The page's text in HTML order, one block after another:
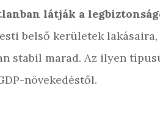
látják a
belső kerületek
stabil marad. Az ilyen
növekedéstől.